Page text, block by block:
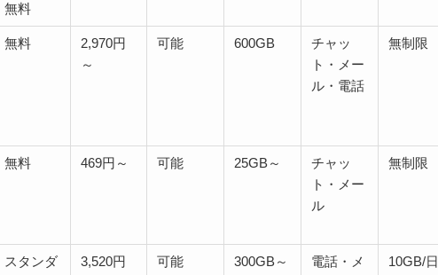
無料
無料
2,970円
～
可能 600GB
チャッ
ト・メー
ル・電話
無制限
無料 469円～ 可能 25GB～
チャッ
ト・メー
ル
無制限
スタンダ 3,520円 可能 300GB～ 電話・メ 10GB/日